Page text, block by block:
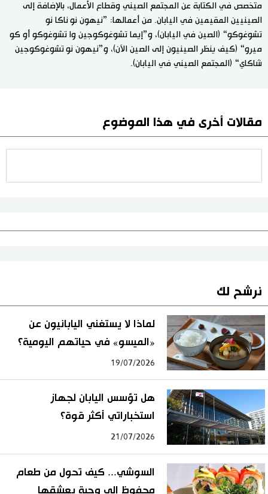
متخصص في الكتابة عن المجتمع الصيني وقطاع الأعمال، بالإضافة إلى
الصينيين المقيمين في اليابان. من أعمالها: ”نيهون نو ناكا نو
تشوغوكو“ (الصين في اليابان)، و”إيما تشوغوكوجين وا تشوغوكو أو كو
ميرو“ (كيف ينظر الصينيون إلى الصين الآن)، و”نيهون نو تشوغوكوجين
شاكاي“ (المجتمع الصيني في اليابان).
مقالات أخرى في هذا الموضوع
نرشح لك
لماذا لا يستغني اليابانيون عن
«الميسو» في حياتهم اليومية؟
19/07/2026
هل تؤسس اليابان لجهاز
استخباراتي أكثر قوة؟
21/07/2026
السوشي... كيف تحول من طعام
محفوظ إلى وجبة يعشقها